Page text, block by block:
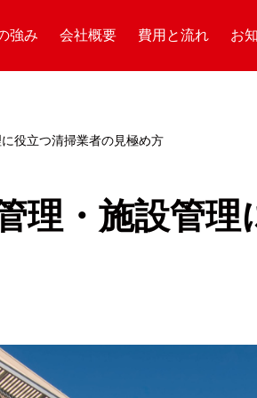
強み 会社概要 費用と流れ お
役立つ清掃業者の見極め方
理・施設管理